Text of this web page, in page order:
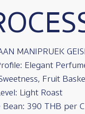
MANIPRUEK
Elegant
Fruit
Light Roast
Bean: 390 THB per